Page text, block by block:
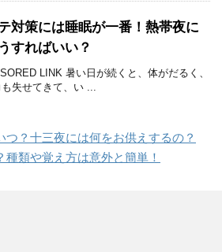
対策には睡眠が一番！熱帯夜に
すればいい？
LINK 暑い日が続くと、体がだるく、
失せてきて、い ...
つ？十三夜には何をお供えするの？
種類や覚え方は意外と簡単！